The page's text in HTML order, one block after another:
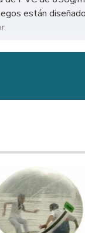
están
Estados
y diseños le